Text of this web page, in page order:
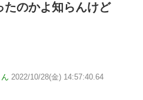
たのかよ知らんけど
2022/10/28(金) 14:57:40.64